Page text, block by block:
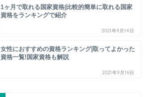
1ヶ月で取れる国家資格|比較的簡単に取れる国家
資格をランキングで紹介
2021年9月14日
女性におすすめの資格ランキング|取ってよかった
資格一覧!国家資格も解説
2021年9月16日